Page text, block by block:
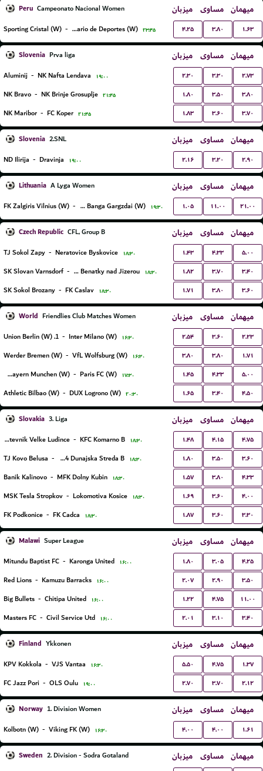
Peru Campeonato Nacional Women میزبان مساوی میهمان
Sporting Cristal (W) - Universitario de Deportes (W) ۲۳:۴۵ ۴.۲۵ ۳.۸۰ ۱.۶۳
Slovenia Prva liga میزبان مساوی میهمان
Aluminij - NK Nafta Lendava ۱۹:۰۰ ۲.۳۰ ۳.۳۰ ۲.۷۳
NK Bravo - NK Brinje Grosuplje ۲۱:۴۵ ۱.۸۰ ۳.۵۰ ۳.۸۰
NK Maribor - FC Koper ۲۱:۴۵ ۱.۸۳ ۳.۶۰ ۳.۷۰
Slovenia 2.SNL میزبان مساوی میهمان
ND Ilirija - Dravinja ۱۹:۰۰ ۲.۱۶ ۳.۲۰ ۲.۹۰
Lithuania A Lyga Women میزبان مساوی میهمان
FK Zalgiris Vilnius (W) - FK Banga Gargzdai (W) ۱۹:۳۰ ۱.۰۵ ۱۱.۰۰ ۲۱.۰۰
Czech Republic CFL, Group B میزبان مساوی میهمان
TJ Sokol Zapy - Neratovice Byskovice ۱۸:۳۰ ۱.۴۳ ۴.۳۳ ۵.۰۰
SK Slovan Varnsdorf - SK Benatky nad Jizerou ۱۸:۳۰ ۱.۸۲ ۳.۷۰ ۳.۴۰
SK Sokol Brozany - FK Caslav ۱۸:۳۰ ۱.۷۱ ۳.۸۰ ۳.۶۰
World Friendlies Club Matches Women میزبان مساوی میهمان
1. Union Berlin (W) - Inter Milano (W) ۱۶:۳۰ ۲.۵۴ ۳.۶۰ ۲.۲۳
Werder Bremen (W) - VfL Wolfsburg (W) ۱۶:۳۰ ۳.۸۰ ۳.۸۰ ۱.۷۱
FC Bayern Munchen (W) - Paris FC (W) ۱۷:۳۰ ۱.۴۵ ۴.۳۳ ۵.۰۰
Athletic Bilbao (W) - DUX Logrono (W) ۲۰:۳۰ ۱.۶۵ ۳.۴۰ ۴.۵۰
Slovakia 3. Liga میزبان مساوی میهمان
TJ Druzstevnik Velke Ludince - KFC Komarno B ۱۸:۳۰ ۱.۴۸ ۴.۱۵ ۴.۷۵
TJ Kovo Belusa - FK Dac 1904 Dunajska Streda B ۱۸:۳۰ ۱.۸۰ ۳.۵۰ ۳.۶۰
Banik Kalinovo - MFK Dolny Kubin ۱۸:۳۰ ۱.۵۷ ۳.۸۰ ۴.۳۳
MSK Tesla Stropkov - Lokomotiva Kosice ۱۸:۳۰ ۱.۶۹ ۳.۶۰ ۴.۰۰
FK Podkonice - FK Cadca ۱۸:۳۰ ۱.۸۷ ۳.۶۰ ۳.۳۰
Malawi Super League میزبان مساوی میهمان
Mitundu Baptist FC - Karonga United ۱۶:۰۰ ۱.۸۰ ۳.۰۵ ۴.۲۵
Red Lions - Kamuzu Barracks ۱۶:۰۰ ۲.۰۷ ۲.۹۰ ۳.۵۰
Big Bullets - Chitipa United ۱۶:۰۰ ۱.۲۲ ۴.۷۵ ۱۱.۰۰
Masters FC - Civil Service Utd ۱۶:۰۰ ۲.۰۱ ۳.۱۰ ۳.۴۰
Finland Ykkonen میزبان مساوی میهمان
KPV Kokkola - VJS Vantaa ۱۶:۳۰ ۵.۵۰ ۴.۷۵ ۱.۳۷
FC Jazz Pori - OLS Oulu ۱۹:۰۰ ۲.۷۰ ۳.۷۰ ۲.۱۲
Norway 1. Division Women میزبان مساوی میهمان
Kolbotn (W) - Viking FK (W) ۱۶:۳۰ ۴.۰۰ ۴.۰۰ ۱.۶۱
Sweden 2. Division - Sodra Gotaland میزبان مساوی میهمان